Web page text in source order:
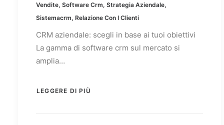
Vendite, Software Crm, Strategia Aziendale,
Sistemacrm, Relazione Con I Clienti
CRM aziendale: scegli in base ai tuoi obiettivi
La gamma di software crm sul mercato si
amplia…
LEGGERE DI PIÙ